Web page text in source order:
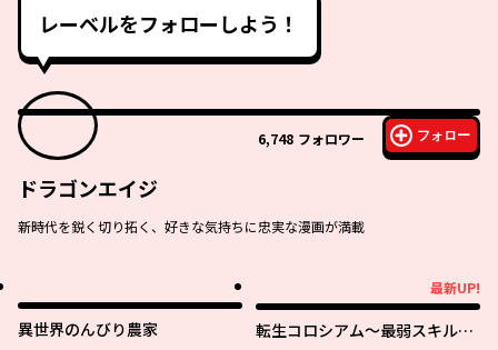
レーベルをフォローしよう！
6,748 フォロワー フォロー
ドラゴンエイジ
新時代を鋭く切り拓く、好きな気持ちに忠実な漫画が満載
異世界のんびり農家
最新UP!
転生コロシアム～最弱スキルで